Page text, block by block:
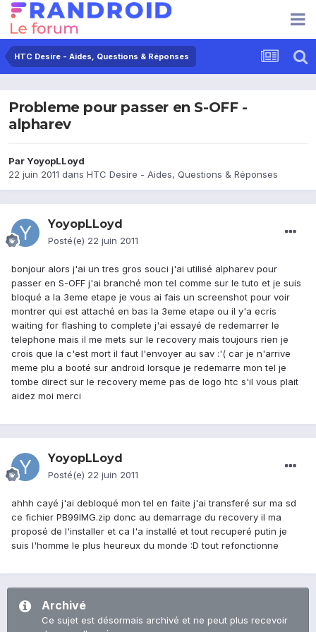
HTC Desire - Aides, Questions & Réponses
Probleme pour passer en S-OFF -
alpharev
ParYoyopLLoyd
22 juin 2011 dans HTC Desire - Aides, Questions & Réponses
YoyopLLoyd
Posté(e) 22 juin 2011
bonjour alors j'ai un tres gros souci j'ai utilisé alpharev pour
passer en S-OFF j'ai branché mon tel comme sur le tuto et je suis
bloqué a la 3eme etape je vous ai fais un screenshot pour voir
montrer qui est attaché en bas la 3eme etape ou il y'a ecris
waiting for flashing to complete j'ai essayé de redemarrer le
telephone mais il me mets sur le recovery mais toujours rien je
crois que la c'est mort il faut l'envoyer au sav :'( car je n'arrive
meme plu a booté sur android lorsque je redemarre mon tel je
tombe direct sur le recovery meme pas de logo htc s'il vous plait
aidez moi merci
YoyopLLoyd
Posté(e) 22 juin 2011
ahhh cayé j'ai debloqué mon tel en faite j'ai transferé sur ma sd
ce fichier PB99IMG.zip donc au demarrage du recovery il ma
proposé de l'installer et ca l'a installé et tout recuperé putin je
suis l'homme le plus heureux du monde :D tout refonctionne
Archivé
Ce sujet est désormais archivé et ne peut plus recevoir